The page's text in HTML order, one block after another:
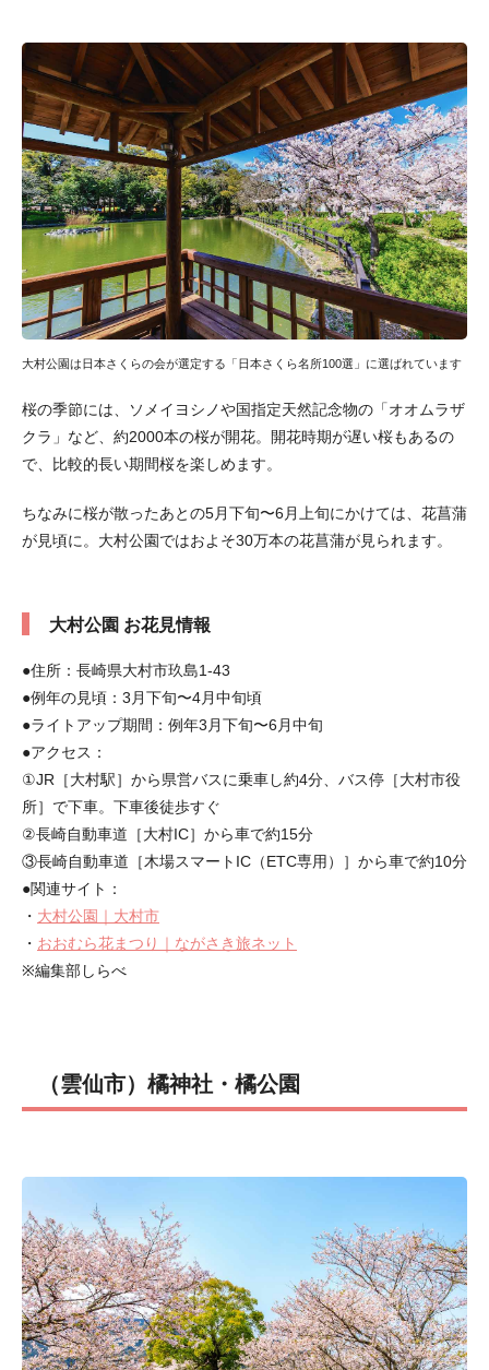
大村公園は日本さくらの会が選定する「日本さくら名所100選」に選ばれています
桜の季節には、ソメイヨシノや国指定天然記念物の「オオムラザ
クラ」など、約2000本の桜が開花。開花時期が遅い桜もあるの
で、比較的長い期間桜を楽しめます。
ちなみに桜が散ったあとの5月下旬〜6月上旬にかけては、花菖蒲
が見頃に。大村公園ではおよそ30万本の花菖蒲が見られます。
大村公園 お花見情報
●住所：長崎県大村市玖島1-43
●例年の見頃：3月下旬〜4月中旬頃
●ライトアップ期間：例年3月下旬〜6月中旬
●アクセス：
①JR［大村駅］から県営バスに乗車し約4分、バス停［大村市役
所］で下車。下車後徒歩すぐ
②長崎自動車道［大村IC］から車で約15分
③長崎自動車道［木場スマートIC（ETC専用）］から車で約10分
●関連サイト：
・ 大村公園｜大村市
・ おおむら花まつり｜ながさき旅ネット
※編集部しらべ
（雲仙市）橘神社・橘公園